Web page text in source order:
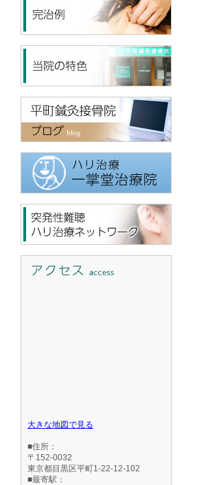
大きな地図で見る
■住所：
〒152-0032
東京都目黒区平町1-22-12-102
■最寄駅：